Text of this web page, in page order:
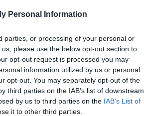
Personal Information
parties, or processing of your personal or
please use the below opt-out section to
opt-out request is processed you may
information utilized by us or personal
opt-out. You may separately opt-out of the
third parties on the IAB’s list of downstream
by us to third parties on the IAB’s List of
it to other third parties.